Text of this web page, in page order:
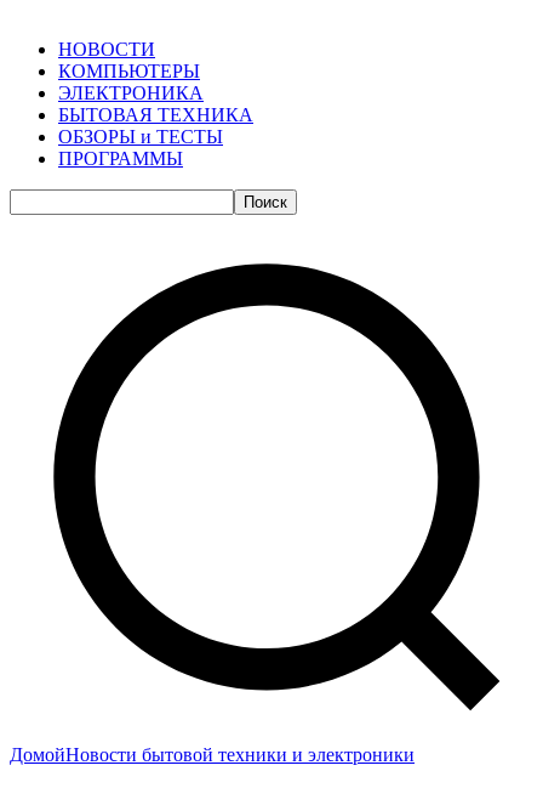
НОВОСТИ
КОМПЬЮТЕРЫ
ЭЛЕКТРОНИКА
БЫТОВАЯ ТЕХНИКА
ОБЗОРЫ и ТЕСТЫ
ПРОГРАММЫ
Поиск
ДомойНовости бытовой техники и электроники